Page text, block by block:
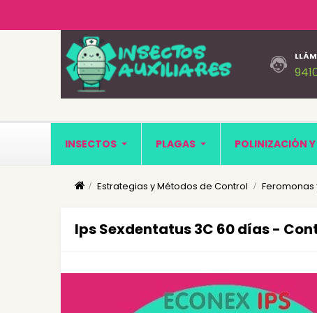
INSECTOS PLAGAS POLINIZACIÓN
Estrategias y Métodos de Control Feromonas
Ips Sexdentatus 3C 60 días -